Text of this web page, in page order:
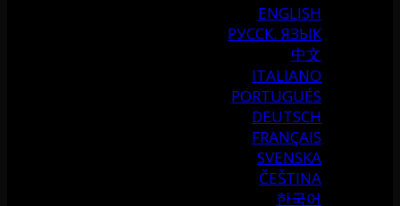
ENGLISH
РУССК. ЯЗЫК
中文
ITALIANO
PORTUGUÉS
DEUTSCH
FRANÇAIS
SVENSKA
ČEŠTINA
한국어